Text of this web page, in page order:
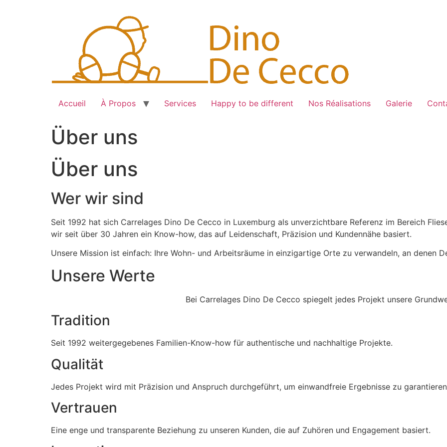
Accueil À Propos Services Happy to be different Nos Réalisations Galerie
Über uns
Über uns
Wer wir sind
Seit 1992 hat sich Carrelages Dino De Cecco in Luxemburg als unverzichtbare Referenz im Bereich
wir seit über 30 Jahren ein Know-how, das auf Leidenschaft, Präzision und Kundennähe basiert.
Unsere Mission ist einfach: Ihre Wohn- und Arbeitsräume in einzigartige Orte zu verwandeln, an denen
Unsere Werte
Bei Carrelages Dino De Cecco spiegelt jedes Projekt unsere
Tradition
Seit 1992 weitergegebenes Familien-Know-how für authentische und nachhaltige Projekte.
Qualität
Jedes Projekt wird mit Präzision und Anspruch durchgeführt, um einwandfreie Ergebnisse zu
Vertrauen
Eine enge und transparente Beziehung zu unseren Kunden, die auf Zuhören und Engagement basiert.